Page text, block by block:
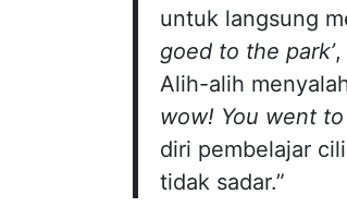
untuk langsung
goed to the park’,
Alih-alih
wow! You went
diri pembelajar
tidak sadar.”